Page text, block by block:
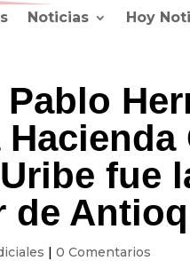
Noticias Hoy
fue
de
|0 Comentarios